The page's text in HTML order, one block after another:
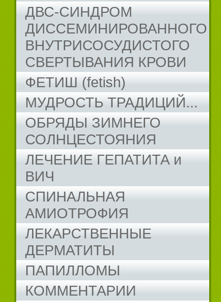
ДВС-СИНДРОМ
ДИССЕМИНИРОВАННОГО
ВНУТРИСОСУДИСТОГО
СВЕРТЫВАНИЯ КРОВИ
ФЕТИШ (fetish)
МУДРОСТЬ ТРАДИЦИЙ...
ОБРЯДЫ ЗИМНЕГО
СОЛНЦЕСТОЯНИЯ
ЛЕЧЕНИЕ ГЕПАТИТА и
ВИЧ
СПИНАЛЬНАЯ
АМИОТРОФИЯ
ЛЕКАРСТВЕННЫЕ
ДЕРМАТИТЫ
ПАПИЛЛОМЫ
КОММЕНТАРИИ